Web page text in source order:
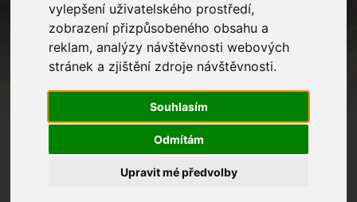
vylepšení uživatelského prostředí,
zobrazení přizpůsobeného obsahu a
reklam, analýzy návštěvnosti webových
stránek a zjištění zdroje návštěvnosti.
Souhlasím
Odmítám
Upravit mé předvolby
Třídní fotografování
20.05.2025 v kategoriiMateřská školka
Den matek